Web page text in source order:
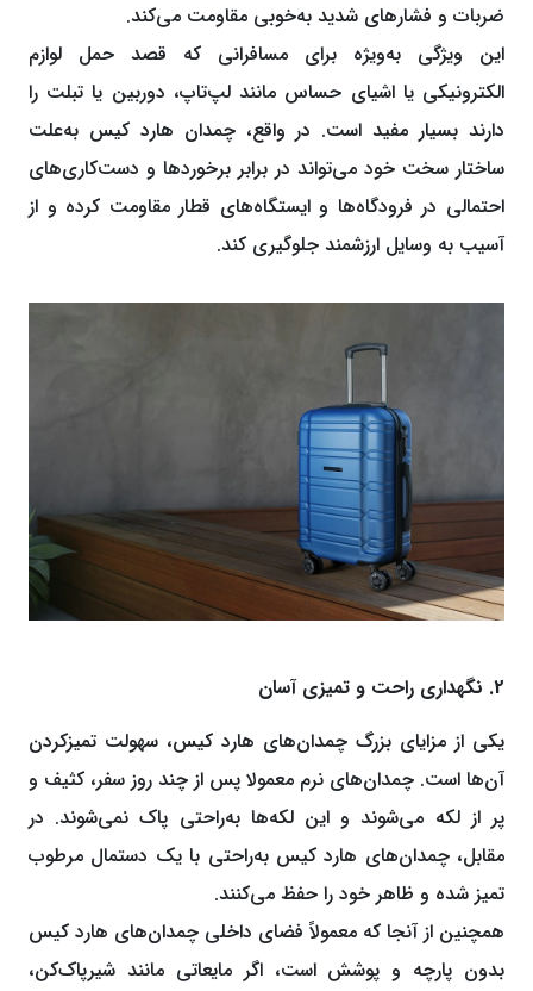
ضربات و فشارهای شدید به‌خوبی مقاومت می‌کند.
این ویژگی به‌ویژه برای مسافرانی که قصد حمل لوازم
الکترونیکی یا اشیای حساس مانند لپ‌تاپ، دوربین یا تبلت را
دارند بسیار مفید است. در واقع، چمدان هارد کیس به‌علت
ساختار سخت خود می‌تواند در برابر برخوردها و دست‌کاری‌های
احتمالی در فرودگاه‌ها و ایستگاه‌های قطار مقاومت کرده و از
آسیب به وسایل ارزشمند جلوگیری کند.
2. نگهداری راحت و تمیزی آسان
یکی از مزایای بزرگ چمدان‌های هارد کیس، سهولت تمیزکردن
آن‌ها است. چمدان‌های نرم معمولا پس از چند روز سفر، کثیف و
پر از لکه می‌شوند و این لکه‌ها به‌راحتی پاک نمی‌شوند. در
مقابل، چمدان‌های هارد کیس به‌راحتی با یک دستمال مرطوب
تمیز شده و ظاهر خود را حفظ می‌کنند.
همچنین از آنجا که معمولاً فضای داخلی چمدان‌های هارد کیس
بدون پارچه و پوشش است، اگر مایعاتی مانند شیرپاک‌کن،